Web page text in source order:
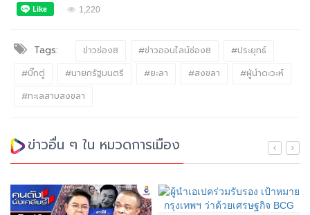
1,220
Tags: ข่าวช่อง8 #ข่าวออนไลน์ช่อง8
#ประยุทธ์
#บิ๊กตู่
#นายกรัฐมนตรี #ยะลา #สงขลา
#ผู้นำดะวะห์
#ทะเลสาบสงขลา
ข่าวอื่น ๆ ใน หมวดการเมือง